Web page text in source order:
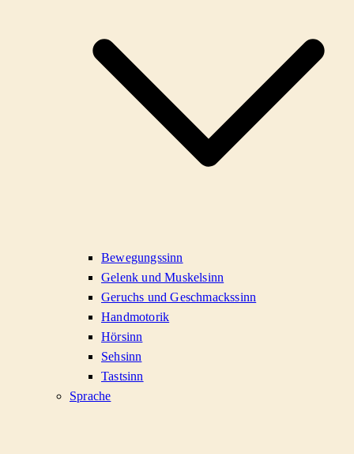
Bewegungssinn
Gelenk und Muskelsinn
Geruchs und Geschmackssinn
Handmotorik
Hörsinn
Sehsinn
Tastsinn
Sprache